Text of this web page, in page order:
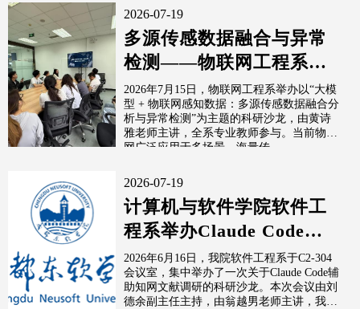
2026-07-19
多源传感数据融合与异常
检测——物联网工程系举
办AI物联网科研沙龙
2026年7月15日，物联网工程系举办以“大模
型 + 物联网感知数据：多源传感数据融合分
析与异常检测”为主题的科研沙龙，由黄诗
雅老师主讲，全系专业教师参与。当前物联
网广泛应用于多场景，海量传...
2026-07-19
计算机与软件学院软件工
程系举办Claude Code辅
助知网文献调研科研沙龙
2026年6月16日，我院软件工程系于C2-304
会议室，集中举办了一次关于Claude Code辅
助知网文献调研的科研沙龙。本次会议由刘
德余副主任主持，由翁越男老师主讲，我系